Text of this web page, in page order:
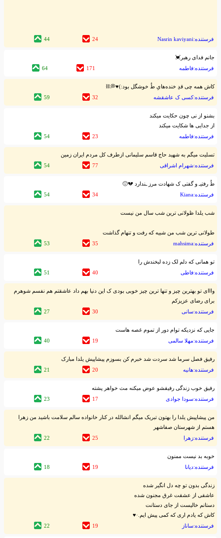
فرستنده:Nasrin kaviyani 24
44
جانم فدای رهبر💓
فرستنده:فاطمه
171
64
کاش همه‌‌ چی قدِ خنده‌‌هایِ طُ خوشگل بود:)♥️💭⛓
فرستنده:کسی ک عاشقشه
32
59
بشنو از نی چون حکایت میکند
از جدایی ها شکایت میکند
فرستنده:فاطمه
23
54
تسلیت میگم به شهید حاج قاسم سلیمانی ازطرف کل مردم ایران زمین
فرستنده:شهرام اشراقی
77
54
طُ رفتیـ و گفتی ک شهادت مرز ـندارد 💔😔
فرستنده:Kiana
34
54
شب یلدا ظولانی ترین شب سال من نیست
طولانی ترین شب من شبیه که رفت و تنهام گذاشت
فرستنده:mahsima
35
53
تو همانی که دلم لک زده لبخندش را
فرستنده:فاطی
40
51
وااای تو بهترین چیز و تنها ترین چیز خوبی بودی ک این دنیا بهم داد عاشقتم هم نفسم شوهرم
برای رضای عزیزکم
فرستنده:سانی
30
27
جایی که نزدیکه توام دور از تموم غصه هاست
فرستنده:مهلا سالمی
19
40
رفیق فصل سرما شد سردت شد خبرم کن بسوزم پیشاپیش یلدا مبارک
فرستنده:هانیه
20
21
رفیق خوب زندگی رفیقشو عوض میکنه مث خواهر پشته
فرستنده:سودا جوادی
17
23
من پیشاپیش یلدا را بهتون تبریک میگم انشالله در کنار خانواده سالم سلامت باشید من زهرا
هستم از شهرستان صفاشهر
فرستنده:زهرا
25
22
خوبه بد نیست ممنون
فرستنده:دیانا
19
18
زندگی بدون تو چه دل انگیر شده
عاشقی از عشقت غرق مجنون شده
دستانم خالیست از جای دستانت
کاش که یادم اری که کمی پیش ایم.·♥
فرستنده:ساناز
19
22